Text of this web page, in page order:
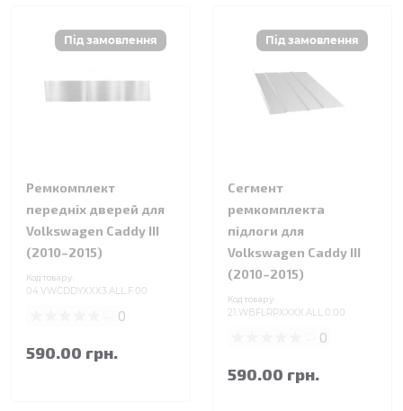
Ремкомплект
передніх дверей для
Volkswagen Caddy III
(2010–2015)
Код товару:
04.VWCDDYXXX3.ALL.F.00
0
590.00 грн.
Сегмент
ремкомплекта
підлоги для
Volkswagen Caddy III
(2010–2015)
Код товару:
21.WBFLRPXXXX.ALL.0.00
0
590.00 грн.